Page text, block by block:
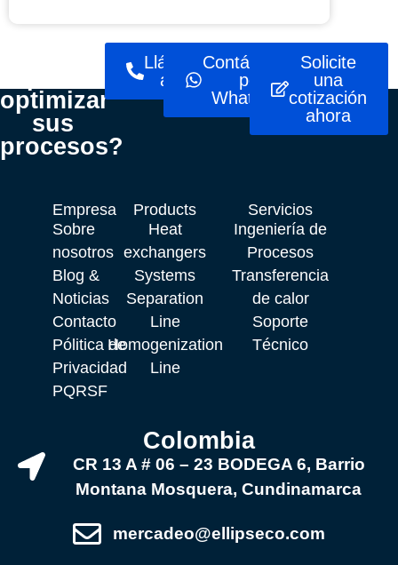
optimizar
sus
procesos?
Llámenos
ahora
Contáctenos
por
WhatsApp
Solicite
una
cotización
ahora
Empresa
Sobre
nosotros
Blog &
Noticias
Contacto
Pólitica de
Privacidad
PQRSF
Products
Heat
exchangers
Systems
Separation
Line
Homogenization
Line
Servicios
Ingeniería de
Procesos
Transferencia
de calor
Soporte
Técnico
Colombia
CR 13 A # 06 – 23 BODEGA 6, Barrio
Montana Mosquera, Cundinamarca
mercadeo@ellipseco.com